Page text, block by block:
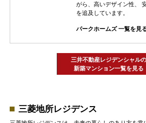
がら、高いデザイン性、
を追及しています。
パークホームズ 一覧を見
三井不動産レジデンシャルの
新築マンション一覧を見る
三菱地所レジデンス